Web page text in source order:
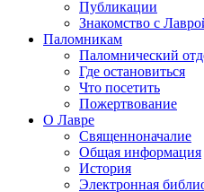
Публикации
Знакомство с
Паломникам
Паломнический
Где остановиться
Что посетить
Пожертвование
О Лавре
Священноначалие
Общая информация
История
Электронная